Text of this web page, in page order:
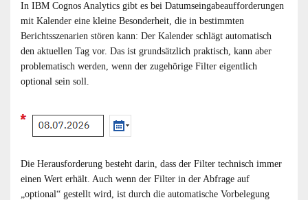
In IBM Cognos Analytics gibt es bei Datumseingabeaufforderungen
mit Kalender eine kleine Besonderheit, die in bestimmten
Berichtsszenarien stören kann: Der Kalender schlägt automatisch
den aktuellen Tag vor. Das ist grundsätzlich praktisch, kann aber
problematisch werden, wenn der zugehörige Filter eigentlich
optional sein soll.
Die Herausforderung besteht darin, dass der Filter technisch immer
einen Wert erhält. Auch wenn der Filter in der Abfrage auf
„optional“ gestellt wird, ist durch die automatische Vorbelegung